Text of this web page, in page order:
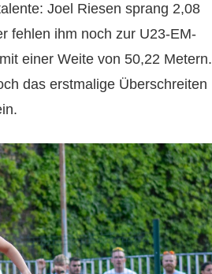
Joel Riesen sprang 2,08
fehlen ihm noch zur U23-EM-
einer Weite von 50,22 Metern.
das erstmalige Überschreiten